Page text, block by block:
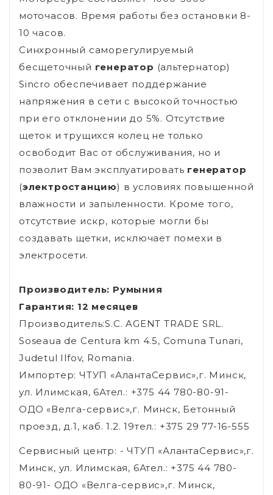
моточасов. Время работы без остановки 8-
10 часов.
Синхронный саморегулируемый
бесщеточный генератор (альтернатор)
Sincro обеспечивает поддержание
напряжения в сети с высокой точностью
при его отклонении до 5%. Отсутствие
щеток и трущихся колец не только
освободит Вас от обслуживания, но и
позволит Вам эксплуатировать генератор
(электростанцию) в условиях повышенной
влажности и запыленности. Кроме того,
отсутствие искр, которые могли бы
создавать щетки, исключает помехи в
электросети.
Производитель: Румыния
Гарантия: 12 месяцев
Производитель:S.C. AGENT TRADE SRL.
Soseaua de Centura km 4.5, Comuna Tunari,
Judetul Ilfov, Romania.
Импортер: ЧТУП «АлантаСервис»,г. Минск,
ул. Илимская, 6Ател.: +375 44 780-80-91-
ОДО «Велга-сервис»,г. Минск, Бетонный
проезд, д.1, каб. 1.2. 19тел.: +375 29 77-16-555
Сервисный центр: - ЧТУП «АлантаСервис»,г.
Минск, ул. Илимская, 6Ател.: +375 44 780-
80-91- ОДО «Велга-сервис»,г. Минск,